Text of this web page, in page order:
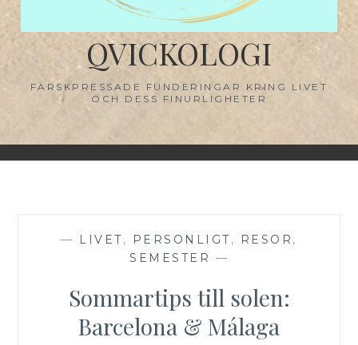
QVICKOLOGI
FÄRSKPRESSADE FUNDERINGAR KRING LIVET
OCH DESS FINURLIGHETER
— LIVET, PERSONLIGT, RESOR ,
SEMESTER —
Sommartips till solen:
Barcelona & Málaga